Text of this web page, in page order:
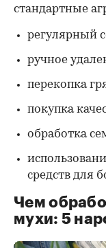
стандартные
регулярный
ручное
перекопка
покупка
обработка
средств для
Чем
мухи: 5